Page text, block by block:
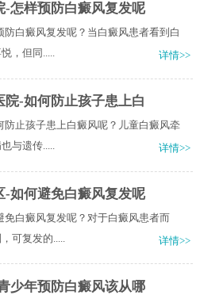
-怎样预防白癜风复发呢
白癜风复发呢？当白癜风患者看到白
，但同.....
详情>>
-如何防止孩子患上白
防止孩子患上白癜风呢？儿童白癜风牵
与遗传.....
详情>>
-如何避免白癜风复发呢
免白癜风复发呢？对于白癜风患者而
可复发的.....
详情>>
少年预防白癜风该从哪